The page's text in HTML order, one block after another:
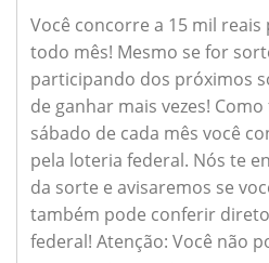
Você concorre a 15 mil
todo mês! Mesmo se for
participando dos próximos
de ganhar mais vezes!
sábado de cada mês você
pela loteria federal. Nós te
da sorte e avisaremos se
também pode conferir
federal! Atenção: Você não